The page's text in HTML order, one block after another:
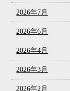
2026年7月
2026年6月
2026年4月
2026年3月
2026年2月